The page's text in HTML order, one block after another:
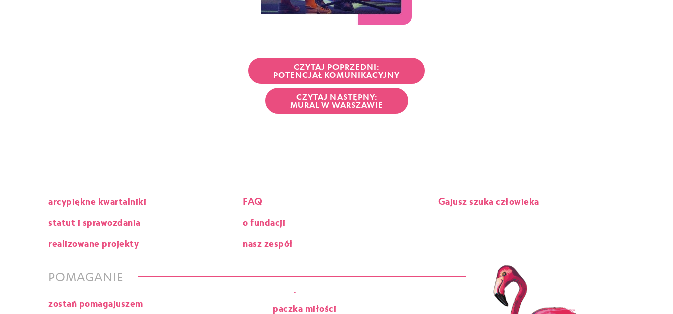
CZYTAJ POPRZEDNI:
POTENCJAŁ KOMUNIKACYJNY
CZYTAJ NASTĘPNY:
MURAL W WARSZAWIE
arcypiękne kwartalniki
statut i sprawozdania
realizowane projekty
FAQ
o fundacji
nasz zespół
Gajusz szuka człowieka
POMAGANIE
zostań pomagajuszem
paczka miłości